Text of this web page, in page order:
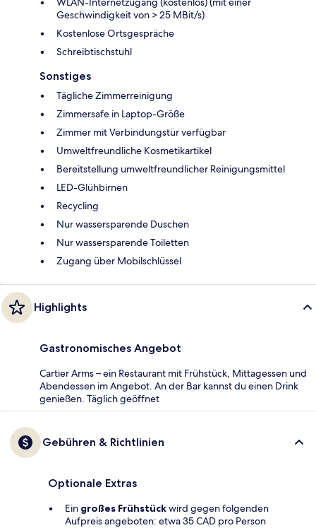
Geschwindigkeit von > 25 MBit/s)
Kostenlose Ortsgespräche
Schreibtischstuhl
Sonstiges
Tägliche Zimmerreinigung
Zimmersafe in Laptop-Größe
Zimmer mit Verbindungstür verfügbar
Umweltfreundliche Kosmetikartikel
Bereitstellung umweltfreundlicher Reinigungsmittel
LED-Glühbirnen
Recycling
Nur wassersparende Duschen
Nur wassersparende Toiletten
Zugang über Mobilschlüssel
Highlights
Gastronomisches Angebot
Cartier Arms – ein Restaurant mit Frühstück, Mittagessen und
Abendessen im Angebot. An der Bar kannst du einen Drink
genießen. Täglich geöffnet
Gebühren & Richtlinien
Optionale Extras
Ein großes Frühstückwird gegen folgenden
Aufpreis angeboten: etwa 35 CAD pro Person